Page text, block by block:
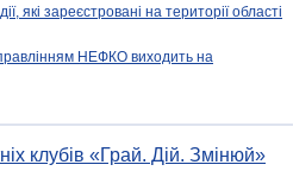
які зареєстровані на території області
НЕФКО виходить на
клубів «Грай. Дій. Змінюй»